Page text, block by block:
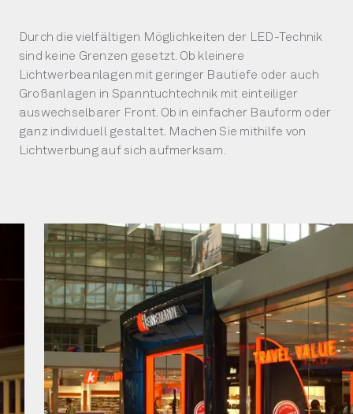
Durch die vielfältigen Möglichkeiten der LED-Technik
sind keine Grenzen gesetzt. Ob kleinere
Lichtwerbeanlagen mit geringer Bautiefe oder auch
Großanlagen in Spanntuchtechnik mit einteiliger
auswechselbarer Front. Ob in einfacher Bauform oder
ganz individuell gestaltet. Machen Sie mithilfe von
Lichtwerbung auf sich aufmerksam.